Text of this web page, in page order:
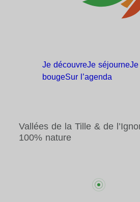
Je découvreJe séjourneJe
bougeSur l’agenda
Vallées de la Tille & de
100% nature